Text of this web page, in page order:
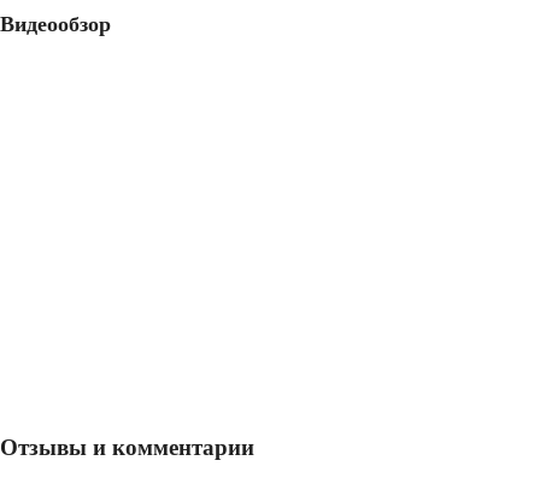
Видеообзор
Отзывы и комментарии